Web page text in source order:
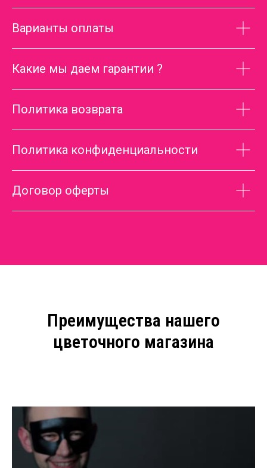
Варианты оплаты
Какие мы даем гарантии ?
Политика возврата
Политика конфиденциальности
Договор оферты
Преимущества нашего
цветочного магазина